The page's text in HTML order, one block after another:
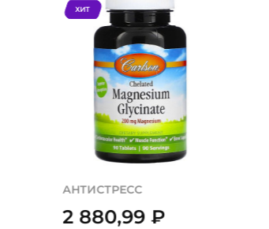
ХИТ
АНТИСТРЕСС
2 880,99₽